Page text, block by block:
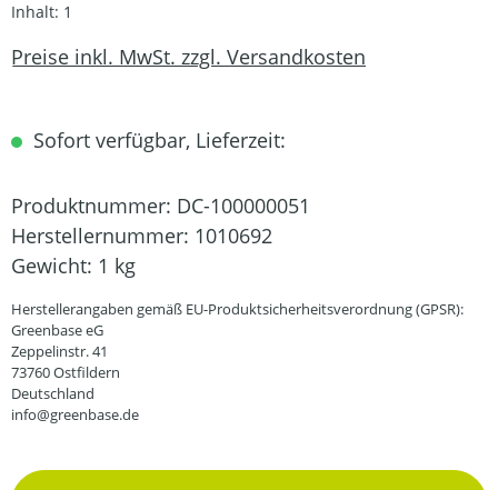
Inhalt: 1
Preise inkl. MwSt. zzgl. Versandkosten
Sofort verfügbar, Lieferzeit:
Produktnummer: DC-100000051
Herstellernummer: 1010692
Gewicht: 1 kg
Herstellerangaben gemäß EU-Produktsicherheitsverordnung (GPSR):
Greenbase eG
Zeppelinstr. 41
73760 Ostfildern
Deutschland
info@greenbase.de